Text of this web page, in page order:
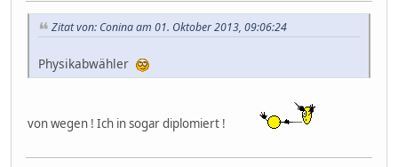
Zitat von: Conina am 01. Oktober 2013, 09:06:24
Physikabwähler
von wegen ! Ich in sogar diplomiert !